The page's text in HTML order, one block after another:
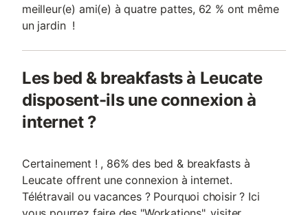
meilleur(e) ami(e) à quatre pattes, 62 % ont même
un jardin !
Les bed & breakfasts à Leucate
disposent-ils une connexion à
internet ?
Certainement ! , 86% des bed & breakfasts à
Leucate offrent une connexion à internet.
Télétravail ou vacances ? Pourquoi choisir ? Ici